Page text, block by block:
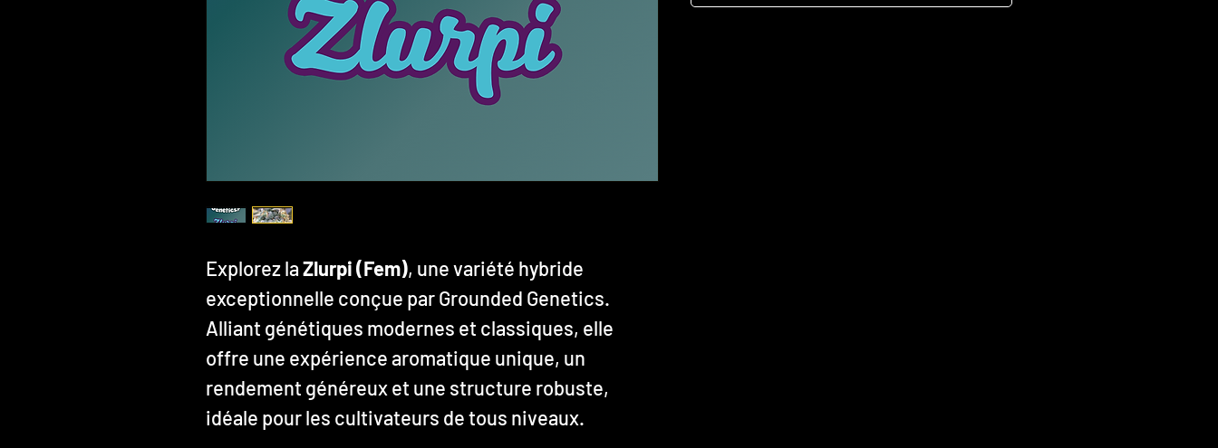
Explorez laZlurpi (Fem), une variété hybride
exceptionnelle conçue par Grounded Genetics.
Alliant génétiques modernes et classiques, elle
offre une expérience aromatique unique, un
rendement généreux et une structure robuste,
idéale pour les cultivateurs de tous niveaux.